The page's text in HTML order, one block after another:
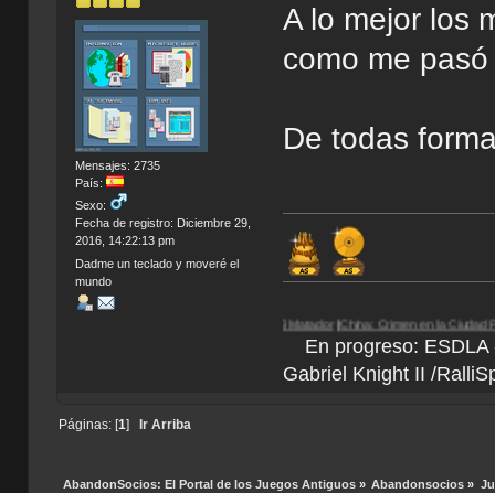
Mensajes: 2735
País:
Sexo:
Fecha de registro: Diciembre 29,
2016, 14:22:13 pm
Dadme un teclado y moveré el
mundo
A lo mejor los
como me
De todas
China: Crimen en la Ciudad Prohibida
En progreso: ESDLA
Gabriel Knight II /
Páginas: [1] Ir Arriba
AbandonSocios: El Portal de los Juegos Antiguos» Abandonsocios »